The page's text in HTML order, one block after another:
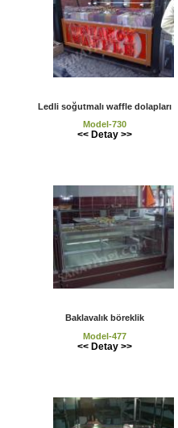
Ledli soğutmalı waffle dolapları
Model-730
<< Detay >>
Baklavalık böreklik
Model-477
<< Detay >>